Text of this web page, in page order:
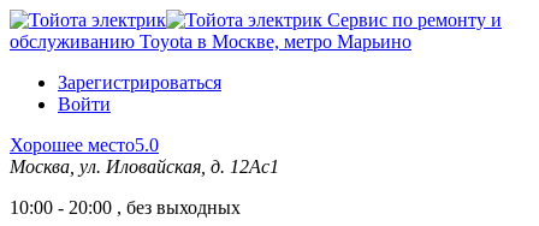
Сервис по ремонту и
обслуживанию Toyota в Москве, метро Марьино
Зарегистрироваться
Войти
Хорошее место5.0
Москва, ул. Иловайская, д. 12Ас1
10:00 - 20:00 , без выходных